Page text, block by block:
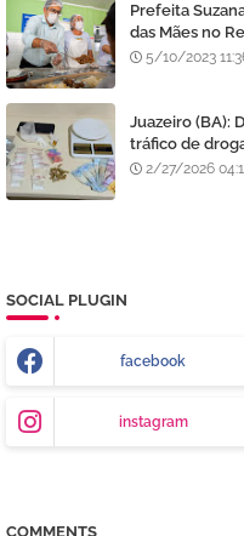
Prefeita
das Mães no
5/10/2023
Juazeiro (BA):
tráfico de
2/27/2026
SOCIAL PLUGIN
facebook
instagram
COMMENTS